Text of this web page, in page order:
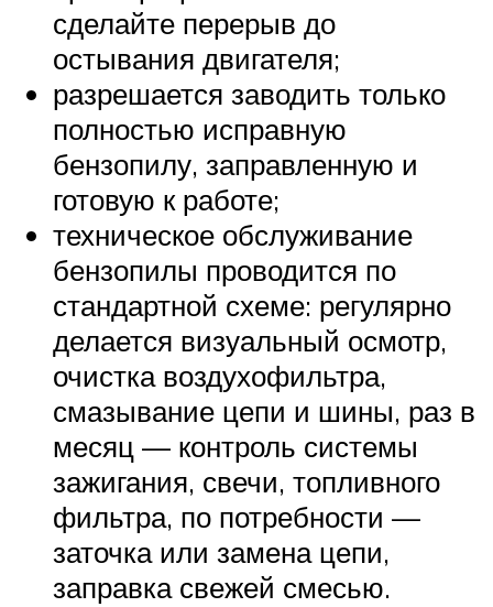
сделайте перерыв до
остывания двигателя;
разрешается заводить только
полностью исправную
бензопилу, заправленную и
готовую к работе;
техническое обслуживание
бензопилы проводится по
стандартной схеме: регулярно
делается визуальный осмотр,
очистка воздухофильтра,
смазывание цепи и шины, раз в
месяц — контроль системы
зажигания, свечи, топливного
фильтра, по потребности —
заточка или замена цепи,
заправка свежей смесью.